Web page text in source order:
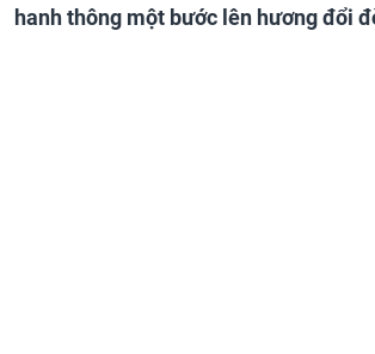
hanh thông một bước lên hương đổi